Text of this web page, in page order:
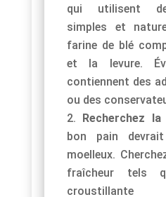
qui utilisent
simples et
farine de blé
et la levure.
contiennent des
ou des
Recherchez la
bon pain
moelleux.
fraîcheur tels